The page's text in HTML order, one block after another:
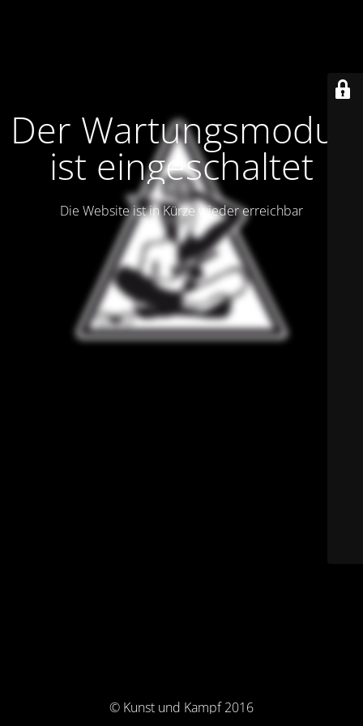
Der Wartungsmodus
ist eingeschaltet
Die Website ist in Kürze wieder erreichbar
© Kunst und Kampf 2016